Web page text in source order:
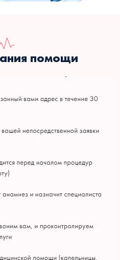
помощи